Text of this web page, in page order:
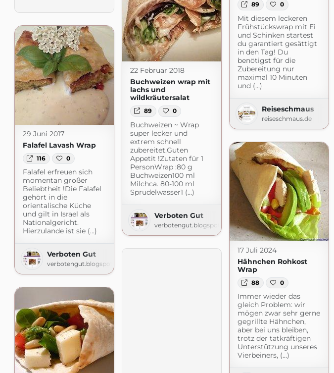
89 0
Mit diesem leckeren
Frühstückswrap mit Ei
und Schinken startest
du garantiert gesättigt
in den Tag! Du
benötigst für die
Zubereitung nur
maximal 10 Minuten
und (...)
Reiseschmaus
reiseschmaus.de
22 Februar 2018
Buchweizen wrap mit
lachs und
wildkräutersalat
89 0
Buchweizen ~ Wrap
super lecker und
extrem schnell
zubereitet.Guten
Appetit !Zutaten für 1
PersonWrap :80 g
Buchweizen100 ml
Milchca. 80-100 ml
Sprudelwasser1 (...)
Verboten Gut
verbotengut.blogspot.com
29 Juni 2017
Falafel Lavash Wrap
116 0
Falafel erfreuen sich
momentan großer
Beliebtheit !Die Falafel
gehört in die
orientalische Küche
und gilt in Israel als
Nationalgericht.
Hierzulande ist sie (...)
Verboten Gut
verbotengut.blogspot.com
17 Juli 2024
Hähnchen Rohkost
Wrap
88 0
Immer wieder das
gleich Problem: wir
mögen zwar sehr gerne
gegrillte Hähnchen,
aber bei uns bleiben,
trotz der tatkräftigen
Unterstützung unseres
Vierbeiners, (...)